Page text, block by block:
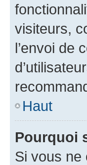
visiteurs,
l’envoi de
Haut
Pourquoi
Si vous ne